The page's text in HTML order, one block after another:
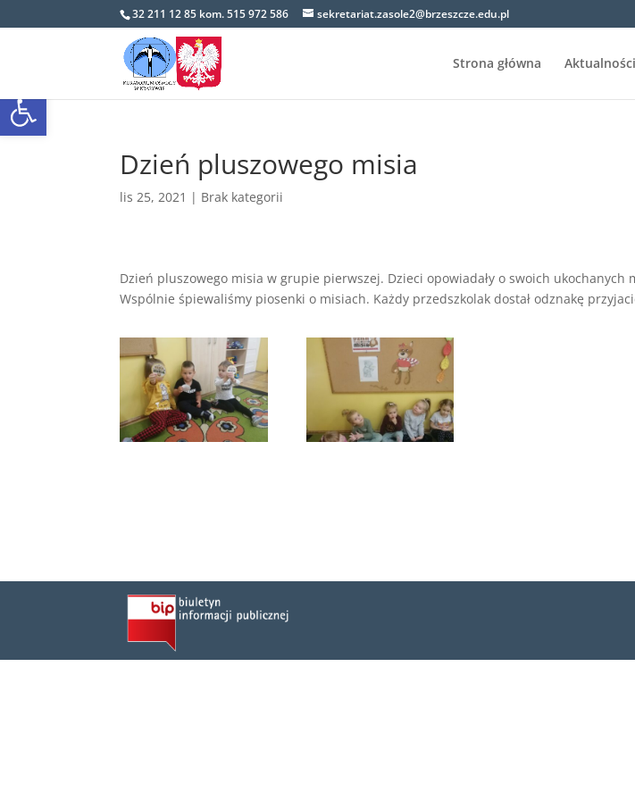
Open toolbar
32 211 12 85 kom. 515 972 586 sekretariat.zasole2@brzeszcze.edu.pl
Strona główna Aktualności
Dzień pluszowego misia
lis 25, 2021 | Brak kategorii
Dzień pluszowego misia w grupie pierwszej. Dzieci opowiadały o swoich ukochanych
Wspólnie śpiewaliśmy piosenki o misiach. Każdy przedszkolak dostał odznakę